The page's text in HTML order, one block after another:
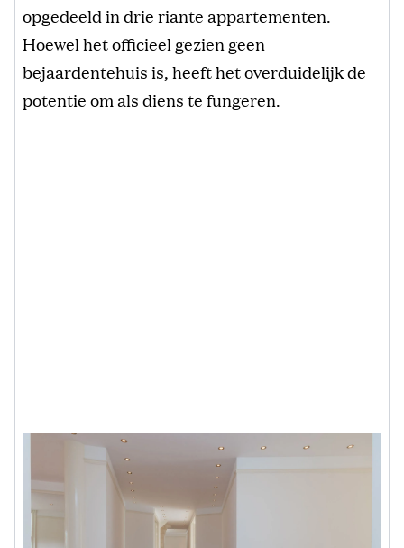
opgedeeld in drie riante appartementen.
Hoewel het officieel gezien geen
bejaardentehuis is, heeft het overduidelijk de
potentie om als diens te fungeren.